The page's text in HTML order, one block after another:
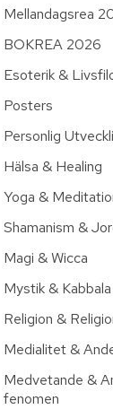
Mellandagsrea
BOKREA 2026
Esoterik &
Posters
Personlig
Hälsa & Healing
Yoga &
Shamanism &
Magi & Wicca
Mystik & Kabbala
Religion &
Medialitet &
Medvetande &
fenomen